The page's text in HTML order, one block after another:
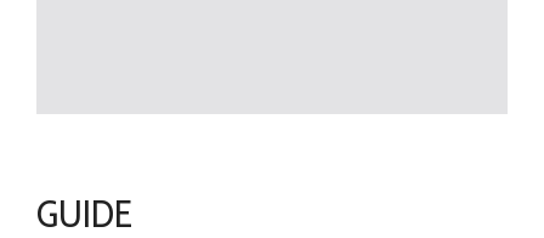
GUIDE